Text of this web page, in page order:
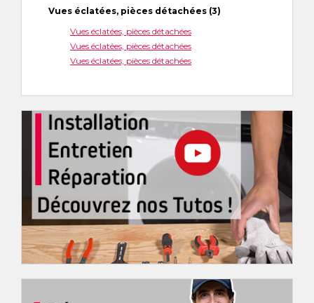
Vues éclatées, pièces détachées (3)
Vues éclatées, pièces détachées
Vues éclatées, pièces détachées
Vues éclatées, pièces détachées